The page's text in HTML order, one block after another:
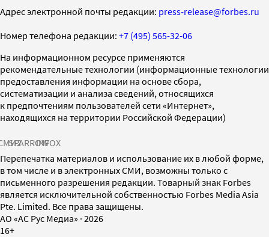
Адрес электронной почты редакции: press-release@forbes.ru
Номер телефона редакции: +7 (495) 565-32-06
На информационном ресурсе применяются
рекомендательные технологии (информационные технологии
предоставления информации на основе сбора,
систематизации и анализа сведений, относящихся
к предпочтениям пользователей сети «Интернет»,
находящихся на территории Российской Федерации)
SPARROWINFOX
Перепечатка материалов и использование их в любой форме,
в том числе и в электронных СМИ, возможны только с
письменного разрешения редакции. Товарный знак Forbes
является исключительной собственностью Forbes Media Asia
Pte. Limited. Все права защищены.
AO «АС Рус Медиа» · 2026
16+